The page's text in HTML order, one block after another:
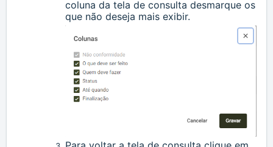
coluna da tela de consulta desmarque os
que não deseja mais exibir.